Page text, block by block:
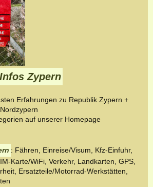
Zypern
Erfahrungen zu Republik Zypern +
auf unserer Homepage
: Fähren, Einreise/Visum, Kfz-Einfuhr,
Karte/WiFi, Verkehr, Landkarten, GPS,
Ersatzteile/Motorrad-Werkstätten,